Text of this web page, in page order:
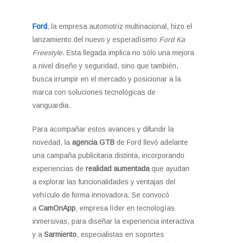
Ford, la empresa automotriz multinacional, hizo el
lanzamiento del nuevo y esperadísimo Ford Ka
Freestyle. Esta llegada implica no sólo una mejora
a nivel diseño y seguridad, sino que también,
busca irrumpir en el mercado y posicionar a la
marca con soluciones tecnológicas de
vanguardia.
Para acompañar estos avances y difundir la
novedad, laagencia GTB de Ford llevó adelante
una campaña publicitaria distinta, incorporando
experiencias de realidad aumentadaque ayudan
a explorar las funcionalidades y ventajas del
vehículo de forma innovadora. Se convocó
aCamOnApp, empresa líder en tecnologías
inmersivas, para diseñar la experiencia interactiva
y a Sarmiento, especialistas en soportes